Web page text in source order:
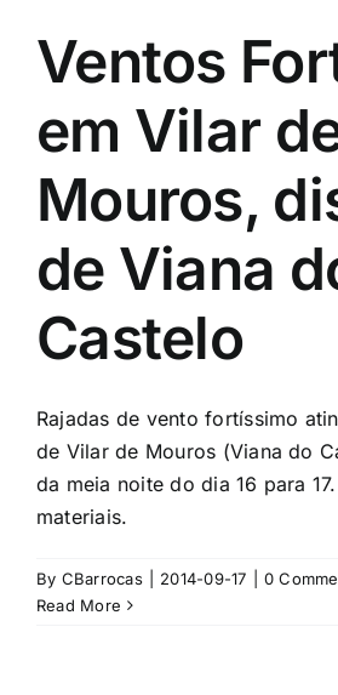
Ventos
em Vilar
Mouros,
de Viana
Castelo
Rajadas de vento fortíssimo
de Vilar de Mouros (Viana do
da meia noite do dia 16 para
materiais.
By CBarrocas 2014-09-17
0
Read More